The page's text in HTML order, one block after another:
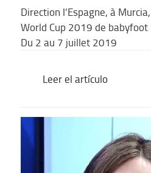
Direction l’Espagne, à
World Cup 2019 de babyfoot
Du 2 au 7 juillet 2019
Leer el artículo